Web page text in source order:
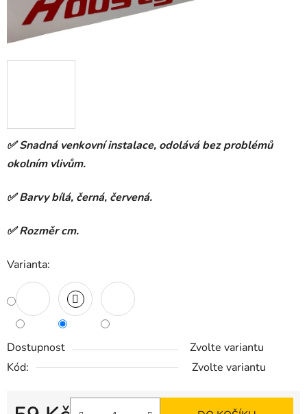
✅ Snadná venkovní instalace, odolává bez problémů
okolním vlivům.
✅ Barvy bílá, černá, červená.
✅ Rozměr cm.
Varianta:
Dostupnost
Zvolte variantu
Kód:
Zvolte variantu